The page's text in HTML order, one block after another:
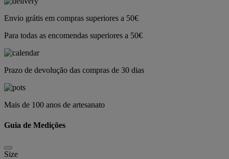
Envio grátis em compras superiores a 50€
Para todas as encomendas superiores a 50€
Prazo de devolução das compras de 30 dias
Mais de 100 anos de artesanato
Guia de Medições
Size